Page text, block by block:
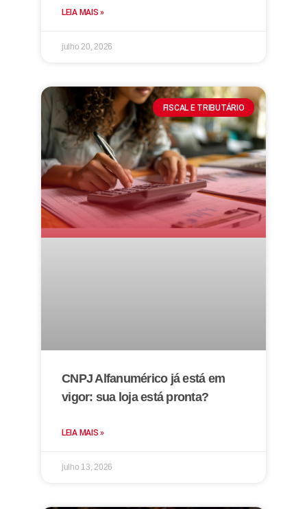
LEIA MAIS »
julho 20, 2026
FISCAL E TRIBUTÁRIO
CNPJ Alfanumérico já está em
vigor: sua loja está pronta?
LEIA MAIS »
julho 13, 2026